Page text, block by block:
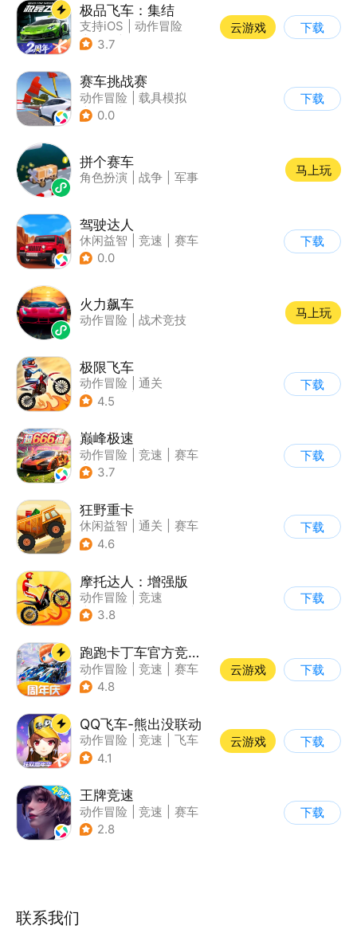
极品飞车：集结
支持iOS
动作冒险
| 竞速
3.7
云游戏 下载
赛车挑战赛
动作冒险
载具模拟
| 汽车
0.0
下载
拼个赛车
角色扮演 战争 军事
马上玩
驾驶达人
休闲益智 竞速
赛车
| 漂移
0.0
下载
火力飙车
动作冒险 战术竞技
马上玩
极限飞车
动作冒险
通关
| 摩托车
4.5
下载
巅峰极速
动作冒险 竞速
赛车
| 漂移
3.7
下载
狂野重卡
休闲益智 通关
赛车
4.6
下载
摩托达人：增强版
动作冒险
竞速
| 摩托车
3.8
下载
跑跑卡丁车官方竞速版
动作冒险 竞速
赛车
| 跑跑卡丁车
4.8
云游戏 下载
QQ飞车-熊出没联动
动作冒险 竞速
飞车
| 漂移
4.1
云游戏 下载
王牌竞速
动作冒险 竞速
赛车
| 漂移
2.8
下载
联系我们